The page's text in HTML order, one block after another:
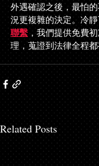
外遇確認之後，最怕
況更複雜的決定。冷靜
聯繫 ，我們提供免費
理，蒐證到法律全程都
Related Posts